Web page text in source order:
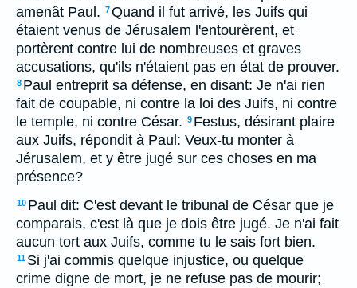
amenât Paul. 7Quand il fut arrivé, les Juifs qui
étaient venus de Jérusalem l'entourèrent, et
portèrent contre lui de nombreuses et graves
accusations, qu'ils n'étaient pas en état de prouver.
8 Paul entreprit sa défense, en disant: Je n'ai rien
fait de coupable, ni contre la loi des Juifs, ni contre
le temple, ni contre César. 9 Festus, désirant plaire
aux Juifs, répondit à Paul: Veux-tu monter à
Jérusalem, et y être jugé sur ces choses en ma
présence?
10 Paul dit: C'est devant le tribunal de César que je
comparais, c'est là que je dois être jugé. Je n'ai fait
aucun tort aux Juifs, comme tu le sais fort bien.
11 Si j'ai commis quelque injustice, ou quelque
crime digne de mort, je ne refuse pas de mourir;